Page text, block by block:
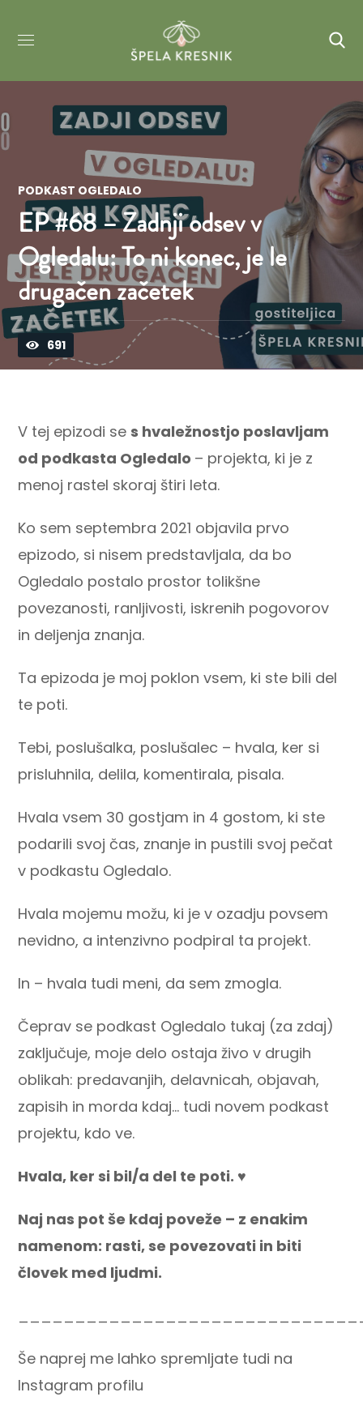
PODKAST OGLEDALO
EP #68 – Zadnji odsev v
Ogledalu: To ni konec, je le
drugačen začetek
691
V tej epizodi ses hvaležnostjo poslavljam
od podkasta Ogledalo – projekta, ki je z
menoj rastel skoraj štiri leta.
Ko sem septembra 2021 objavila prvo
epizodo, si nisem predstavljala, da bo
Ogledalo postalo prostor tolikšne
povezanosti, ranljivosti, iskrenih pogovorov
in deljenja znanja.
Ta epizoda je moj poklon vsem, ki ste bili del
te poti.
Tebi, poslušalka, poslušalec – hvala, ker si
prisluhnila, delila, komentirala, pisala.
Hvala vsem 30 gostjam in 4 gostom, ki ste
podarili svoj čas, znanje in pustili svoj pečat
v podkastu Ogledalo.
Hvala mojemu možu, ki je v ozadju povsem
nevidno, a intenzivno podpiral ta projekt.
In – hvala tudi meni, da sem zmogla.
Čeprav se podkast Ogledalo tukaj (za zdaj)
zaključuje, moje delo ostaja živo v drugih
oblikah: predavanjih, delavnicah, objavah,
zapisih in morda kdaj… tudi novem podkast
projektu, kdo ve.
Hvala, ker si bil/a del te poti. ♥️
Naj nas pot še kdaj poveže – z enakim
namenom: rasti, se povezovati in biti
človek med ljudmi.
Še naprej me lahko spremljate tudi na
Instagram profilu